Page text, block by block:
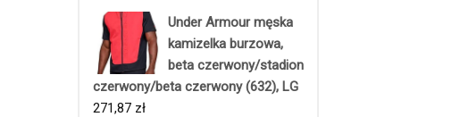
Under Armour męska
kamizelka burzowa,
beta czerwony/stadion
czerwony/beta czerwony (632), LG
271,87 zł